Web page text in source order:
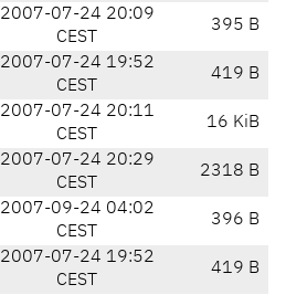
2007-07-24 20:09
CEST
395 B
2007-07-24 19:52
CEST
419 B
2007-07-24 20:11
CEST
16 KiB
2007-07-24 20:29
CEST
2318 B
2007-09-24 04:02
CEST
396 B
2007-07-24 19:52
CEST
419 B